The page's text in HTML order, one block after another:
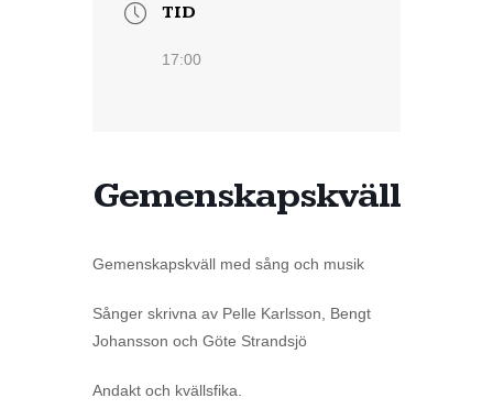
TID
17:00
Gemenskapskväll
Gemenskapskväll med sång och musik
Sånger skrivna av Pelle Karlsson, Bengt
Johansson och Göte Strandsjö
Andakt och kvällsfika.